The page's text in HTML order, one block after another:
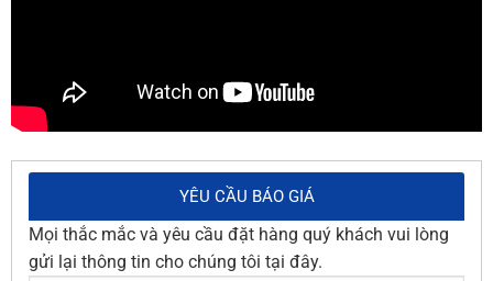
YÊU CẦU BÁO GIÁ
Mọi thắc mắc và yêu cầu đặt hàng quý khách vui lòng
gửi lại thông tin cho chúng tôi tại đây.